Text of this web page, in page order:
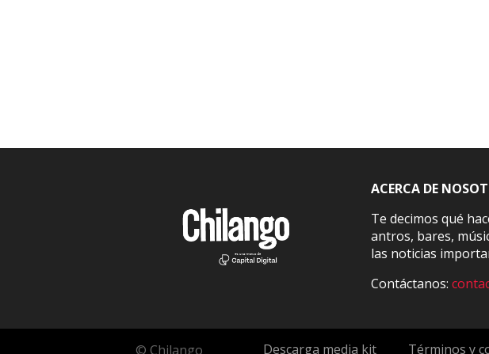
ACERCA DE
Te decimos qué
antros, bares,
las noticias
Contáctanos:
© Chilango Descarga media kit Términos y